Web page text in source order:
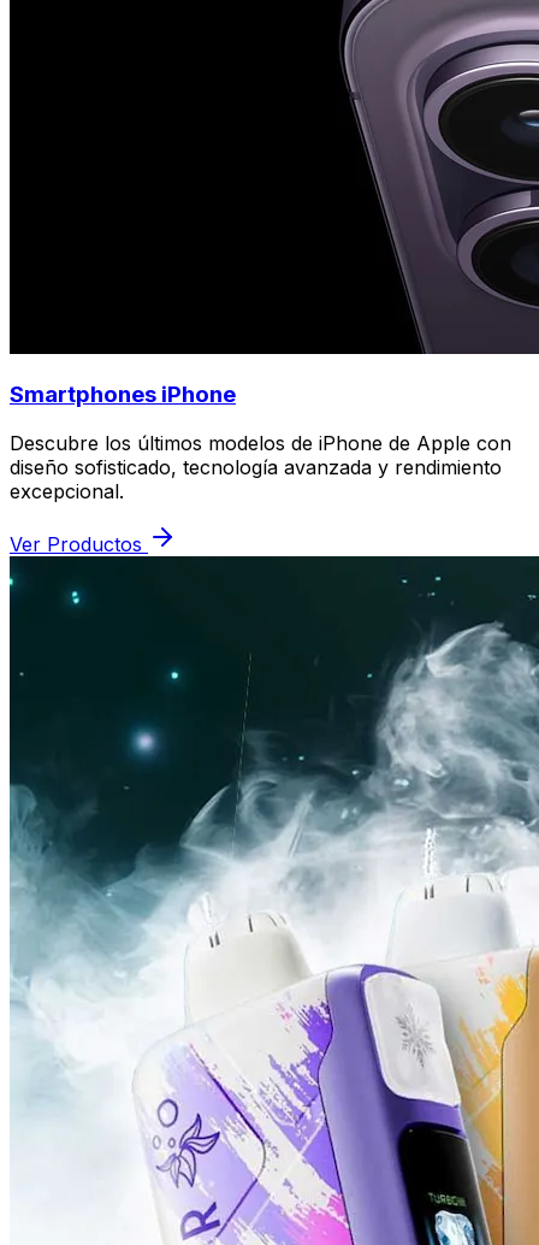
Smartphones iPhone
Descubre los últimos modelos de iPhone de Apple con
diseño sofisticado, tecnología avanzada y rendimiento
excepcional.
Ver Productos